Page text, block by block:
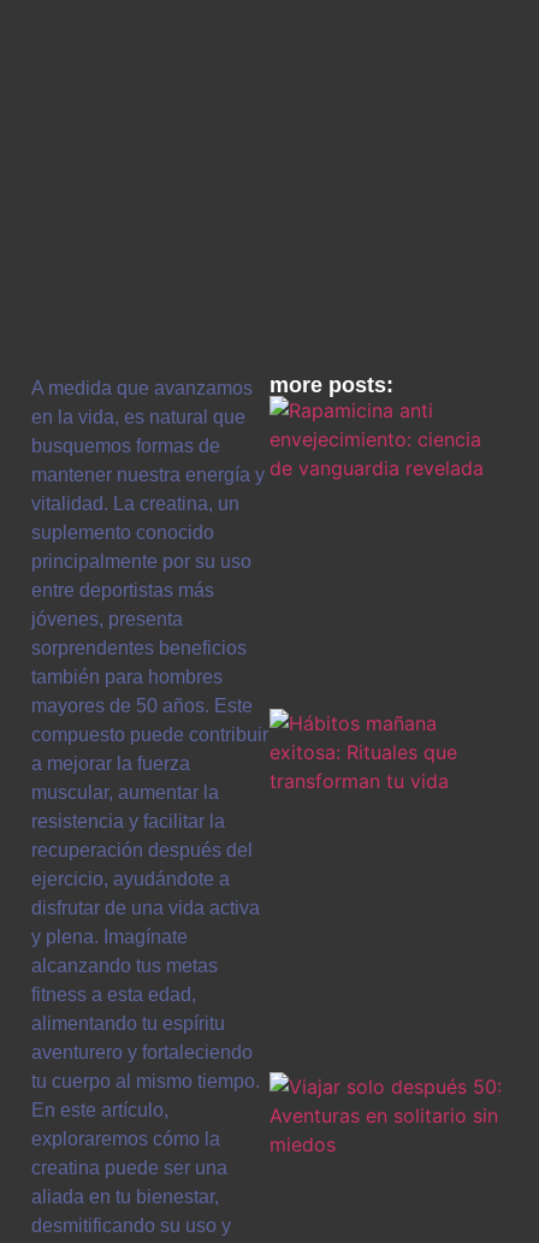
A medida que avanzamos
en la vida, es natural que
busquemos formas de
mantener nuestra energía y
vitalidad. La creatina, un
suplemento conocido
principalmente por su uso
entre deportistas más
jóvenes, presenta
sorprendentes beneficios
también para hombres
mayores de 50 años. Este
compuesto puede contribuir
a mejorar la fuerza
muscular, aumentar la
resistencia y facilitar la
recuperación después del
ejercicio, ayudándote a
disfrutar de una vida activa
y plena. Imagínate
alcanzando tus metas
fitness a esta edad,
alimentando tu espíritu
aventurero y fortaleciendo
tu cuerpo al mismo tiempo.
En este artículo,
exploraremos cómo la
creatina puede ser una
aliada en tu bienestar,
desmitificando su uso y
more posts: